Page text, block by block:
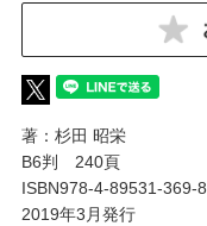
著：杉田 昭栄
B6判 240頁
ISBN978-4-89531-369-8
2019年3月発行